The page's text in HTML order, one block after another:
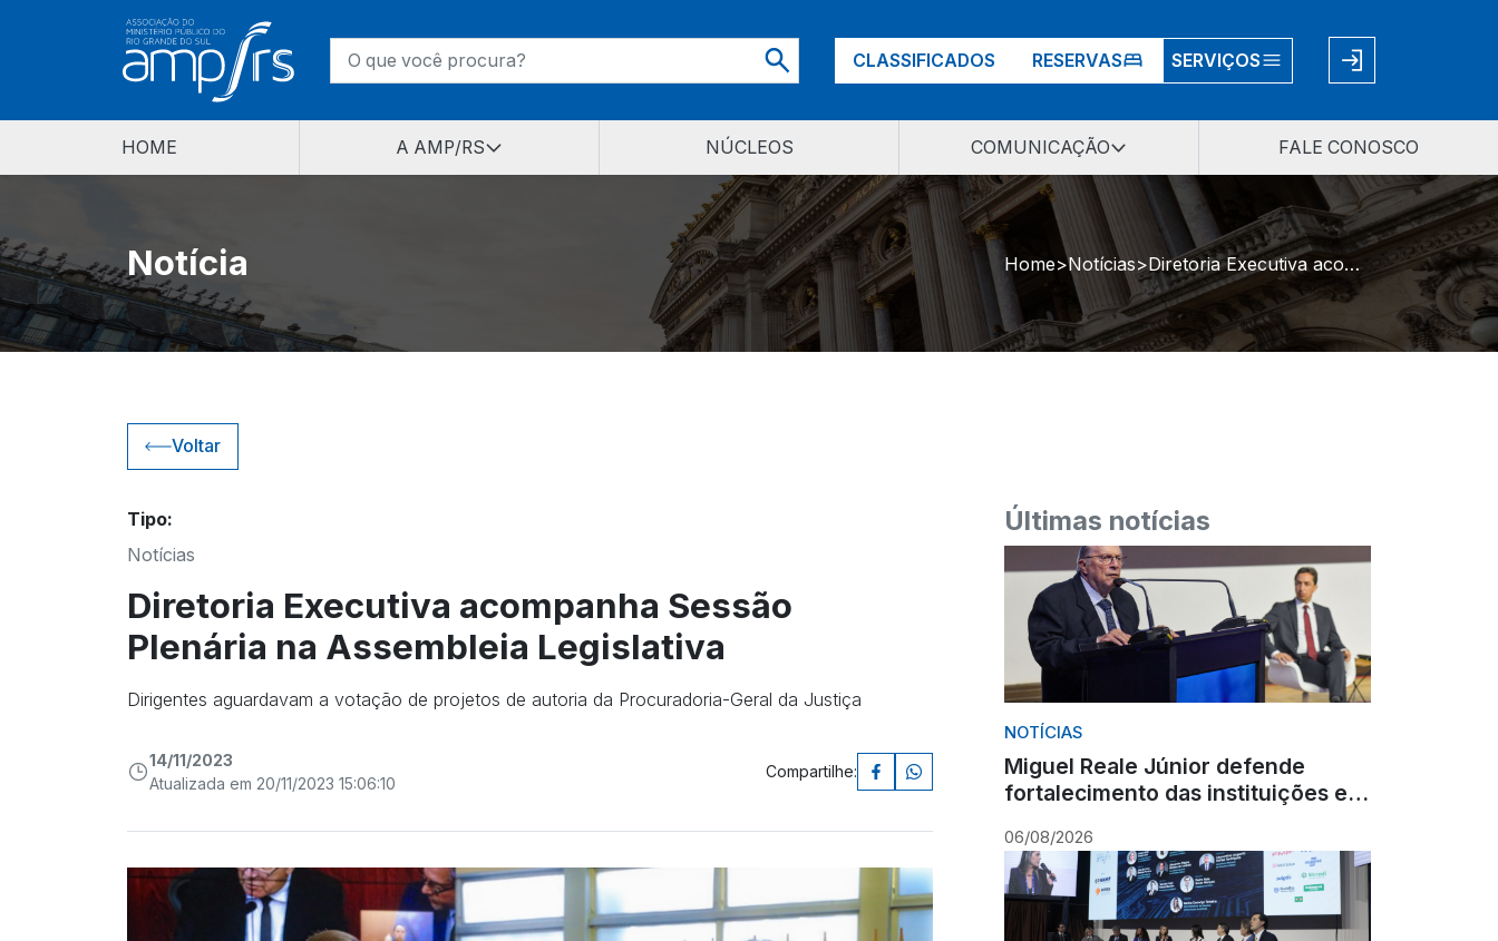
CLASSIFICADOS RESERVAS SERVIÇOS
HOME A AMP/RS NÚCLEOS COMUNICAÇÃO FALE CONOSCO
Notícia Home Notícias Diretoria Executiva acompanha Sessão Plenária na Assembleia Legislativa
Voltar
Tipo:
Notícias
Diretoria Executiva acompanha Sessão
Plenária na Assembleia Legislativa
Dirigentes aguardavam a votação de projetos de autoria da Procuradoria-Geral da Justiça
14/11/2023
Atualizada em 20/11/2023 15:06:10
Compartilhe:
Últimas notícias
NOTÍCIAS
Miguel Reale Júnior defende
fortalecimento das instituições e
Ministério Público
06/08/2026